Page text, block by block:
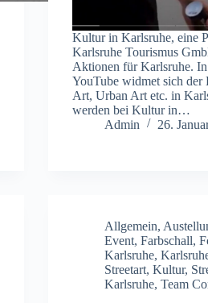
Kultur in Karlsruhe, eine
Karlsruhe Tourismus
Aktionen für Karlsruhe.
YouTube widmet sich
Art, Urban Art etc. in
werden bei Kultur in…
Admin
26.
Allgemein,
Event,Farbschall,
Karlsruhe,
Streetart,Kultur,
Karlsruhe,Team